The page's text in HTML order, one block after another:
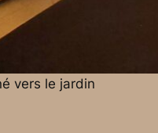
vers le jardin